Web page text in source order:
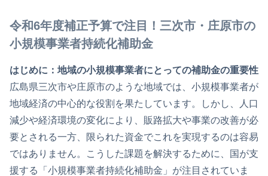
令和6年度補正予算で注目！三次市・庄原市の
小規模事業者持続化補助金
はじめに：地域の小規模事業者にとっての補助金の重要性
広島県三次市や庄原市のような地域では、小規模事業者が
地域経済の中心的な役割を果たしています。しかし、人口
減少や経済環境の変化により、販路拡大や事業の改善が必
要とされる一方、限られた資金でこれを実現するのは容易
ではありません。こうした課題を解決するために、国が支
援する「小規模事業者持続化補助金」が注目されていま